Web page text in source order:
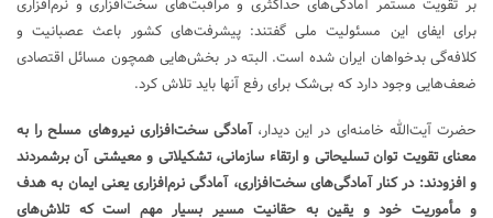
بر تقویت مستمر آمادگی‌های حداکثری و مراقبت‌های سخت‌افزاری و نرم‌افزاری
برای ایفای این مسئولیت ملی گفتند: پیشرفت‌های کشور باعث عصبانیت و
کلافه‌گی بدخواهان ایران شده است. البته در بخش‌هایی همچون مسائل اقتصادی
ضعف‌هایی وجود دارد که بی‌شک برای رفع آنها باید تلاش کرد.
حضرت آیت‌الله خامنه‌ای در این دیدار،آمادگی سخت‌افزاری نیروهای مسلح را به
معنای تقویت توان تسلیحاتی و ارتقاء سازمانی، تشکیلاتی و معیشتی آن برشمردند
و افزودند: در کنار آمادگی‌های سخت‌افزاری، آمادگی نرم‌افزاری یعنی ایمان به هدف
و مأموریت خود و یقین به حقانیت مسیر بسیار مهم است که تلاش‌های